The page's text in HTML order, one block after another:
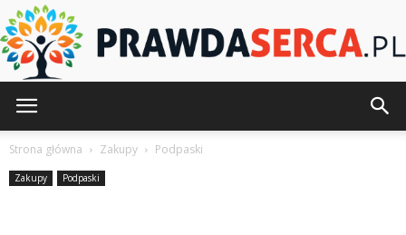
Strona główna Zakupy Podpaski
Zakupy Podpaski